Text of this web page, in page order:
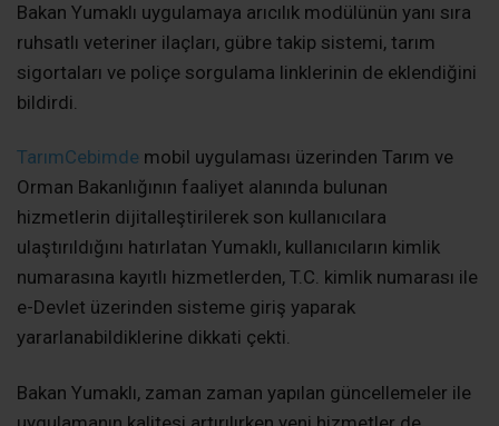
Bakan Yumaklı uygulamaya arıcılık modülünün yanı sıra
ruhsatlı veteriner ilaçları, gübre takip sistemi, tarım
sigortaları ve poliçe sorgulama linklerinin de eklendiğini
bildirdi.
TarımCebimde mobil uygulaması üzerinden Tarım ve
Orman Bakanlığının faaliyet alanında bulunan
hizmetlerin dijitalleştirilerek son kullanıcılara
ulaştırıldığını hatırlatan Yumaklı, kullanıcıların kimlik
numarasına kayıtlı hizmetlerden, T.C. kimlik numarası ile
e-Devlet üzerinden sisteme giriş yaparak
yararlanabildiklerine dikkati çekti.
Bakan Yumaklı, zaman zaman yapılan güncellemeler ile